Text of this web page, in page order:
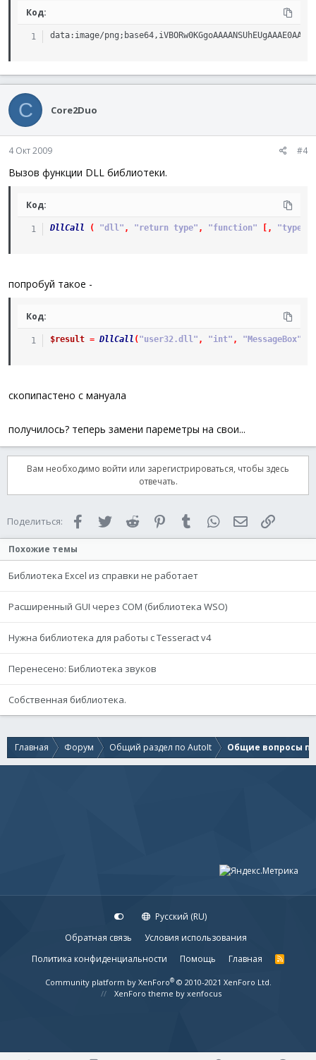
Код:
data:image/
C Core2Duo
4 Окт 2009 #4
Вызов функции DLL библиотеки.
Код:
DllCall ( "dll" , "return type" , "function" , "type1"
попробуй такое -
Код:
$result = DllCall ( "user32.dll" , "int" , "MessageBox"
скопипастено с мануала
получилось? теперь замени пареметры на свои...
Вам необходимо войти или зарегистрироваться, чтобы здесь
отвечать.
Поделиться: FacebookTwitter Reddit PinterestTumblr WhatsAppЭлектронная
Похожие темы
Библиотека Excel из справки не работает
Расширенный GUI через COM (библиотека WSO)
Нужна библиотека для работы с Tesseract v4
Перенесено: Библиотека звуков
Собственная библиотека.
Главная Форум Общий раздел по AutoIt Общие вопросы
Русский (RU)
Обратная связь
Условия использования
Политика конфиденциальности
Помощь Главная
R
S
Community platform by XenForo® © 2010-2021 XenForo Ltd.
XenForo theme by xenfocus